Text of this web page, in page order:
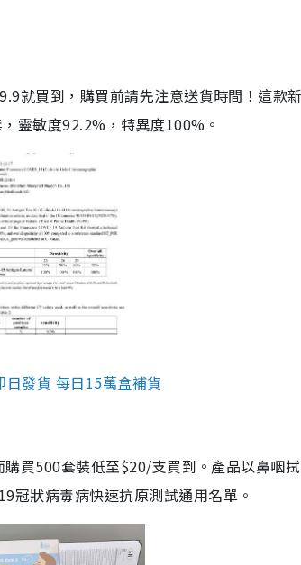
就買到，購買前請先注意送貨時間！這款
靈敏度92.2%，特異度100%。
發貨 每日15萬盒補貨
買500套裝低至$20/支買到。產品以鼻咽
冠狀病毒病快速抗原測試通用名單。